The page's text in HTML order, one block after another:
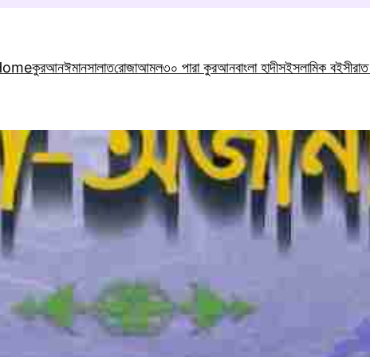
কুরআনঈমানসালাতরোজাআমল৩০ পারা কুরআনবাংলা হাদীসইসলামিক বই